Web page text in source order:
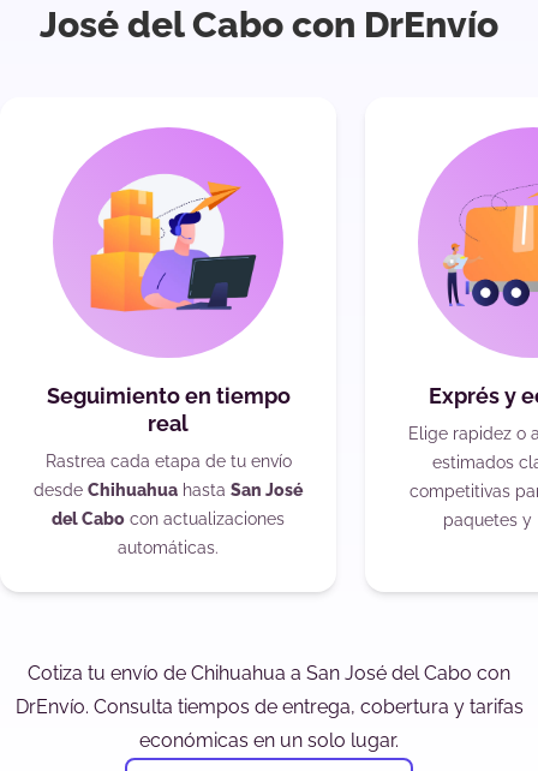
José del Cabo con DrEnvío
Seguimiento en tiempo
real
Rastrea cada etapa de tu envío
desde Chihuahua hasta San José
del Cabo con actualizaciones
automáticas.
Exprés y
Elige rapidez o
estimados
competitivas
paquetes y
Cotiza tu envío de Chihuahua a San José del Cabo con
DrEnvío. Consulta tiempos de entrega, cobertura y tarifas
económicas en un solo lugar.